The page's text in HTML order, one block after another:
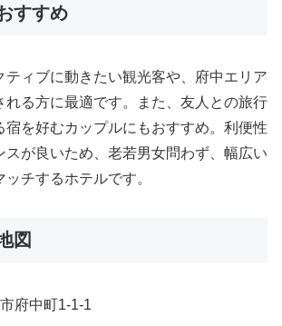
すすめ
ティブに動きたい観光客や、府中エリア
れる方に最適です。また、友人との旅行
宿を好むカップルにもおすすめ。利便性
スが良いため、老若男女問わず、幅広い
チするホテルです。
図
府中町1-1-1